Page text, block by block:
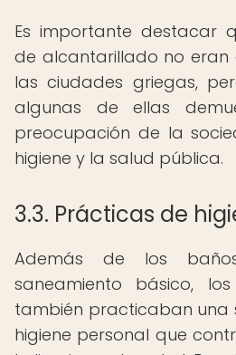
Es importante destacar
de alcantarillado no eran
las ciudades griegas,
algunas de ellas
preocupación de la
higiene y la salud pública.
3.3. Prácticas de
Además de los
saneamiento básico,
también practicaban una
higiene personal que